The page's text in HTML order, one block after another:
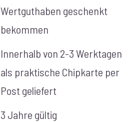
Wertguthaben geschenkt
bekommen
Innerhalb von 2-3 Werktagen
als praktische Chipkarte per
Post geliefert
3 Jahre gültig